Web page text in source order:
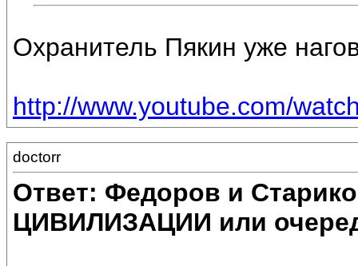
Охранитель Пякин уже
http://www.youtube.com/
doctorr
Ответ: Федоров и
ЦИВИЛИЗАЦИИ или